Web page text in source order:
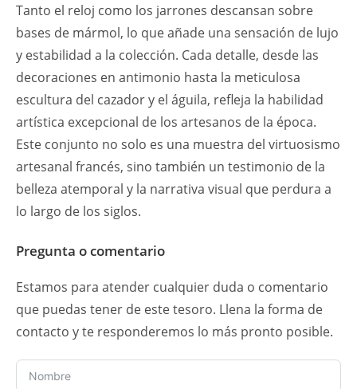
Tanto el reloj como los jarrones descansan sobre
bases de mármol, lo que añade una sensación de lujo
y estabilidad a la colección. Cada detalle, desde las
decoraciones en antimonio hasta la meticulosa
escultura del cazador y el águila, refleja la habilidad
artística excepcional de los artesanos de la época.
Este conjunto no solo es una muestra del virtuosismo
artesanal francés, sino también un testimonio de la
belleza atemporal y la narrativa visual que perdura a
lo largo de los siglos.
Pregunta o comentario
Estamos para atender cualquier duda o comentario
que puedas tener de este tesoro. Llena la forma de
contacto y te responderemos lo más pronto posible.